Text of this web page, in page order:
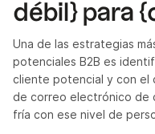
débil} para
Una de las estrategias
potenciales B2B es
cliente potencial y con el
de correo electrónico de
fría con ese nivel de